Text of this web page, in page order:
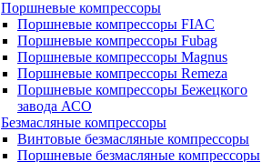
Поршневые компрессоры
Поршневые компрессоры FIAC
Поршневые компрессоры Fubag
Поршневые компрессоры Magnus
Поршневые компрессоры Remeza
Поршневые компрессоры Бежецкого
завода АСО
Безмасляные компрессоры
Винтовые безмасляные компрессоры
Поршневые безмасляные компрессоры